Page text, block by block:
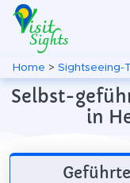
Home > Sightseeing-
Selbst-
in